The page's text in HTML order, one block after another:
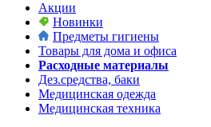
Акции
Новинки
Предметы гигиены
Товары для дома и офиса
Расходные материалы
Дез.средства, баки
Медицинская одежда
Медицинская техника